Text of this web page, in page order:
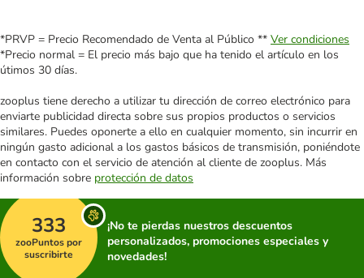
*PRVP = Precio Recomendado de Venta al Público ** Ver condiciones
*Precio normal = El precio más bajo que ha tenido el artículo en los
útimos 30 días.
zooplus tiene derecho a utilizar tu dirección de correo electrónico para
enviarte publicidad directa sobre sus propios productos o servicios
similares. Puedes oponerte a ello en cualquier momento, sin incurrir en
ningún gasto adicional a los gastos básicos de transmisión, poniéndote
en contacto con el servicio de atención al cliente de zooplus. Más
información sobre protección de datos
333
zooPuntos por
suscribirte
¡No te pierdas nuestros descuentos
personalizados, promociones especiales y
novedades!